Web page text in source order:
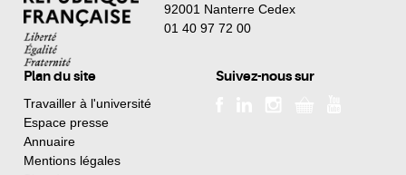
92001 Nanterre Cedex
01 40 97 72 00
Plan du site
Travailler à l'université
Espace presse
Annuaire
Mentions légales
Suivez-nous sur